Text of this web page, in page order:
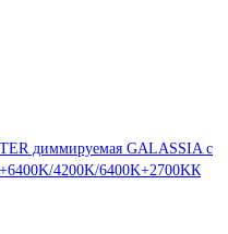
диммируемая GALASSIA с
4200K/6400K+2700KК